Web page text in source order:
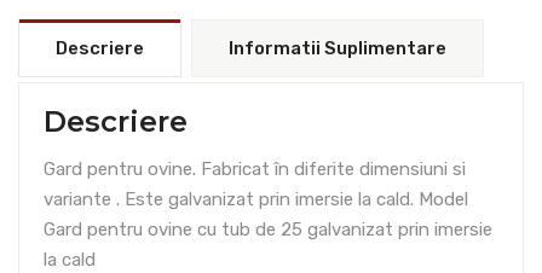
Descriere Informatii Suplimentare
Descriere
Gard pentru ovine. Fabricat în diferite dimensiuni si
variante . Este galvanizat prin imersie la cald. Model
Gard pentru ovine cu tub de 25 galvanizat prin imersie
la cald